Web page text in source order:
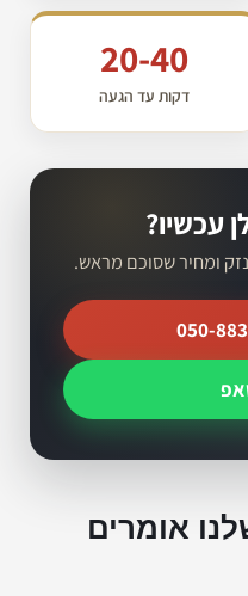
20-40
דקות עד הגעה
עכשיו?
ומחיר שסוכם מראש.
050-
אומרים